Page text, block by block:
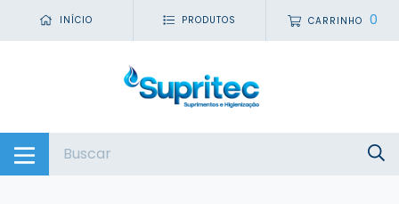
INÍCIO PRODUTOS CARRINHO 0